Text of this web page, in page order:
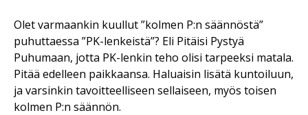
Olet varmaankin kuullut ”kolmen P:n säännöstä”
puhuttaessa ”PK-lenkeistä”? Eli Pitäisi Pystyä
Puhumaan, jotta PK-lenkin teho olisi tarpeeksi matala.
Pitää edelleen paikkaansa. Haluaisin lisätä kuntoiluun,
ja varsinkin tavoitteelliseen sellaiseen, myös toisen
kolmen P:n säännön.